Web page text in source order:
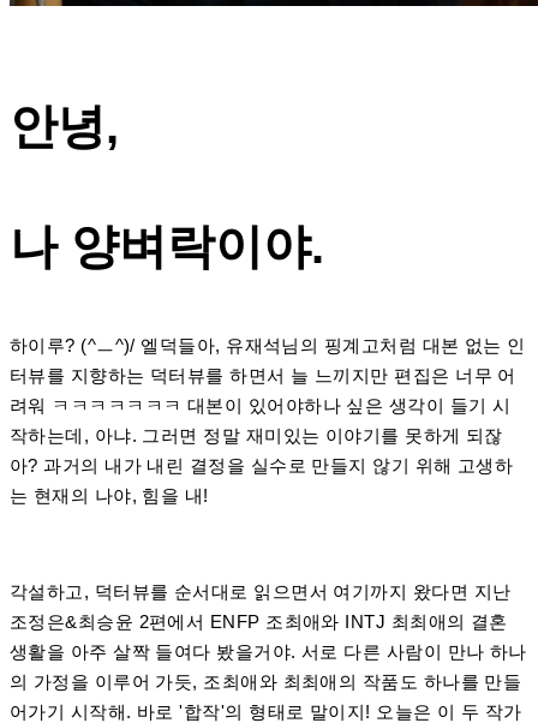
안녕,
나 양벼락이야.
하이루? (^ㅡ^)/ 엘덕들아, 유재석님의 핑계고처럼 대본 없는 인
터뷰를 지향하는 덕터뷰를 하면서 늘 느끼지만 편집은 너무 어
려워 ㅋㅋㅋㅋㅋㅋㅋ 대본이 있어야하나 싶은 생각이 들기 시
작하는데, 아냐. 그러면 정말 재미있는 이야기를 못하게 되잖
아? 과거의 내가 내린 결정을 실수로 만들지 않기 위해 고생하
는 현재의 나야, 힘을 내!
각설하고, 덕터뷰를 순서대로 읽으면서 여기까지 왔다면 지난
조정은&최승윤 2편에서 ENFP 조최애와 INTJ 최최애의 결혼
생활을 아주 살짝 들여다 봤을거야. 서로 다른 사람이 만나 하나
의 가정을 이루어 가듯, 조최애와 최최애의 작품도 하나를 만들
어가기 시작해. 바로 '합작'의 형태로 말이지! 오늘은 이 두 작가